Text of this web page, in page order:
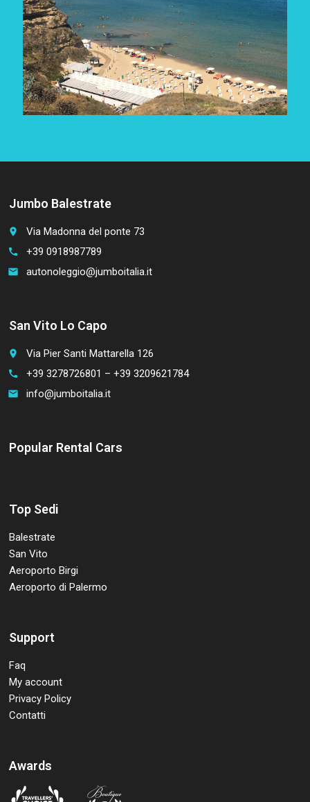
Jumbo Balestrate
place Via Madonna del ponte 73
call +39 0918987789
email autonoleggio@jumboitalia.it
San Vito Lo Capo
place Via Pier Santi Mattarella 126
call +39 3278726801 – +39 3209621784
email info@jumboitalia.it
Popular Rental Cars
Top Sedi
Balestrate
San Vito
Aeroporto Birgi
Aeroporto di Palermo
Support
Faq
My account
Privacy Policy
Contatti
Awards